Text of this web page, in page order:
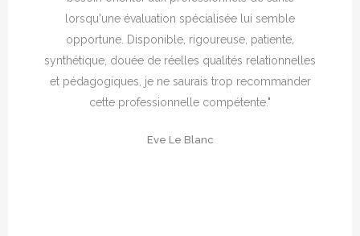
lorsqu'une évaluation spécialisée lui semble
opportune. Disponible, rigoureuse, patiente,
synthétique, douée de réelles qualités relationnelles
et pédagogiques, je ne saurais trop recommander
cette professionnelle compétente."
Eve Le Blanc